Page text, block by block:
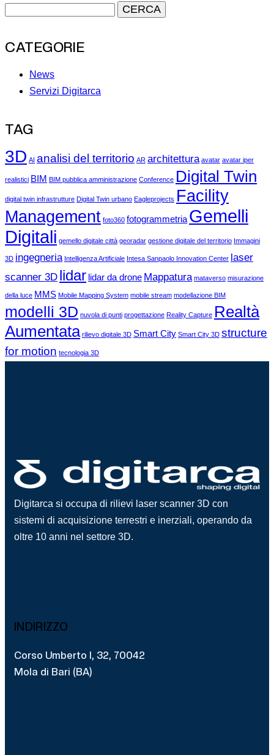
CATEGORIE
News
Servizi Digitarca
TAG
3D AI analisi del territorio AR architettura avatar avatar iper
realistici BIM BIM pubblica amministrazione Conference Digital Twin
digital twin infrastrutture Digital Twin urbano Eagleprojects Facility
Management foto360 fotogrammetria Gemelli
Digitali gemello digitale città georadar gestione digitale del territorio Immagini
3D ingegneria Intelligenza Artificiale Intesa Sanpaolo Innovation Center laser
scanner 3D lidar lidar da drone Mappatura mataverso misurazione
della luce MMS Mobile Mapping System mobile stream modellazione BIM
modelli 3D nuvola di punti progettazione Reality Capture Realtà
Aumentata rilievo digitale 3D Smart City Smart City 3D structure
for motion tecnologia 3D
Digitarca si occupa di rilievi laser scanner 3D con
sistemi di acquisizione terrestri e inerziali, operando da
oltre 10 anni nel settore 3D.
INDIRIZZO
Corso Umberto I, 32, 70042
Mola di Bari (BA)